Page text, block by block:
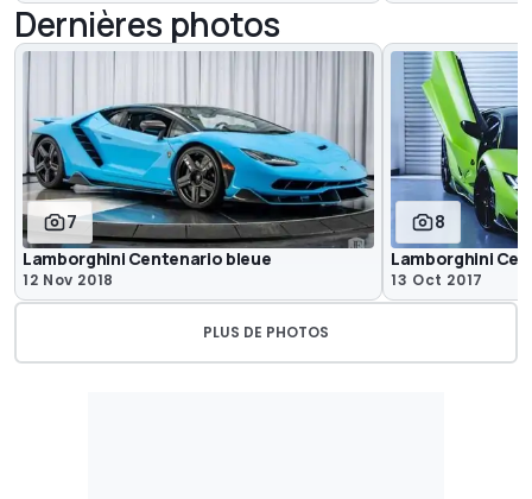
Dernières photos
7
Lamborghini Centenario bleue
12 Nov 2018
8
Lamborghini
13 Oct 2017
PLUS DE PHOTOS